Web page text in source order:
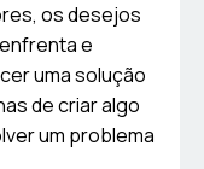
os desejos
e
uma solução
de criar algo
um problema